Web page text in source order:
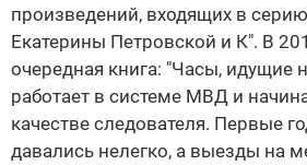
произведений, входящих в
Екатерины Петровской и К". В
очередная книга: "Часы, идущие
работает в системе МВД и
качестве следователя. Первые
давались нелегко, а выезды на